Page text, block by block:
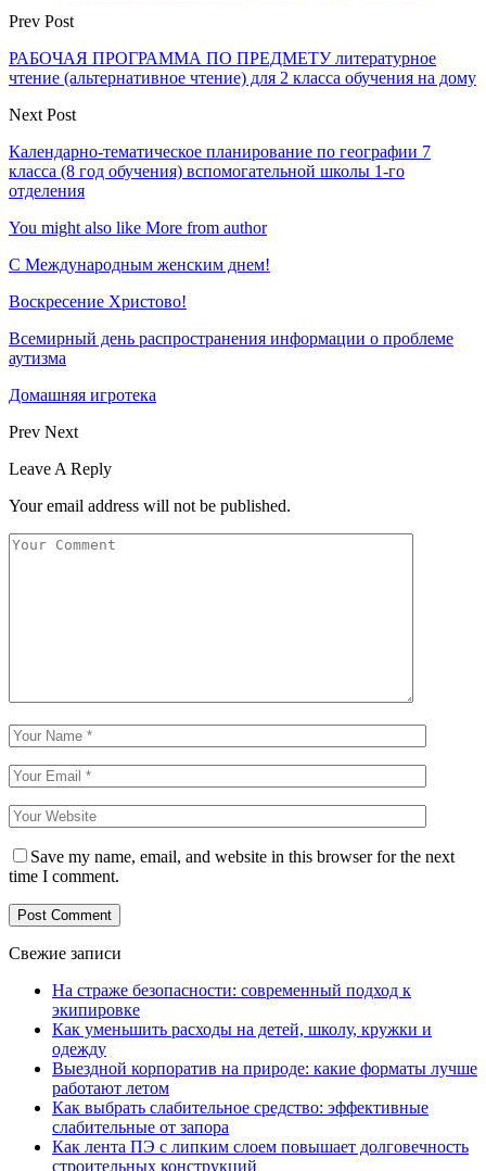
Prev Post
РАБОЧАЯ ПРОГРАММА ПО ПРЕДМЕТУ литературное
чтение (альтернативное чтение) для 2 класса обучения на дому
Next Post
Календарно-тематическое планирование по географии 7
класса (8 год обучения) вспомогательной школы 1-го
отделения
You might also like More from author
С Международным женским днем!
Воскресение Xристово!
Всемирный день распространения информации о проблеме
аутизма
Домашняя игротека
Prev Next
Leave A Reply
Your email address will not be published.
Save my name, email, and website in this browser for the next
time I comment.
Свежие записи
На страже безопасности: современный подход к
экипировке
Как уменьшить расходы на детей, школу, кружки и
одежду
Выездной корпоратив на природе: какие форматы лучше
работают летом
Как выбрать слабительное средство: эффективные
слабительные от запора
Как лента ПЭ с липким слоем повышает долговечность
строительных конструкций